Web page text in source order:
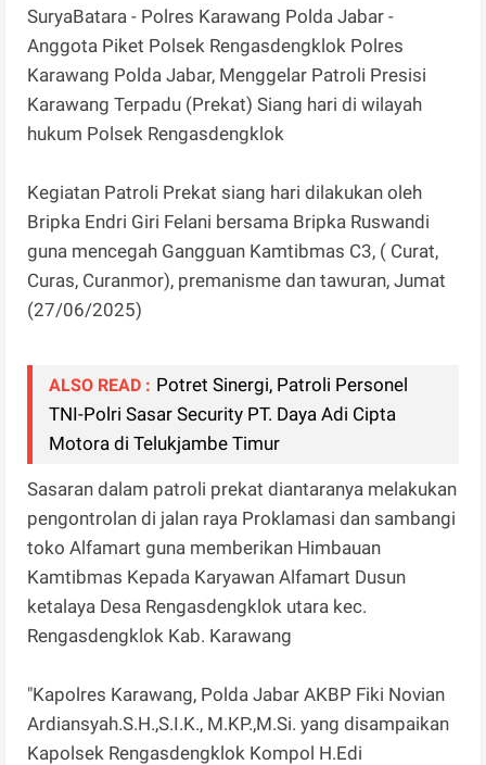
SuryaBatara - Polres Karawang Polda Jabar -
Anggota Piket Polsek Rengasdengklok Polres
Karawang Polda Jabar, Menggelar Patroli Presisi
Karawang Terpadu (Prekat) Siang hari di wilayah
hukum Polsek Rengasdengklok
Kegiatan Patroli Prekat siang hari dilakukan oleh
Bripka Endri Giri Felani bersama Bripka Ruswandi
guna mencegah Gangguan Kamtibmas C3, ( Curat,
Curas, Curanmor), premanisme dan tawuran, Jumat
(27/06/2025)
ALSO READ : Potret Sinergi, Patroli Personel
TNI-Polri Sasar Security PT. Daya Adi Cipta
Motora di Telukjambe Timur
Sasaran dalam patroli prekat diantaranya melakukan
pengontrolan di jalan raya Proklamasi dan sambangi
toko Alfamart guna memberikan Himbauan
Kamtibmas Kepada Karyawan Alfamart Dusun
ketalaya Desa Rengasdengklok utara kec.
Rengasdengklok Kab. Karawang
"Kapolres Karawang, Polda Jabar AKBP Fiki Novian
Ardiansyah.S.H.,S.I.K., M.KP.,M.Si. yang disampaikan
Kapolsek Rengasdengklok Kompol H.Edi